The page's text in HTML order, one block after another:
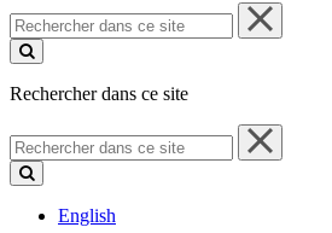
Rechercher
dans
ce
Rechercher dans ce site
Rechercher
dans
ce
English